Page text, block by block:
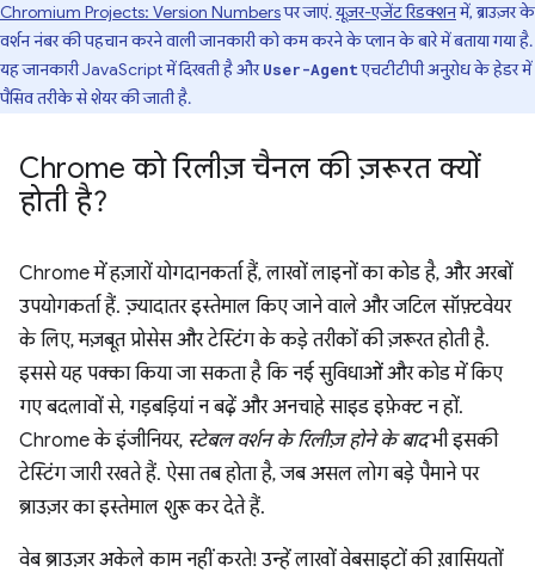
Chromium Projects: Version Numbersपर जाएं.यूज़र-एजेंट रिडक्शनमें, ब्राउज़र के
वर्शन नंबर की पहचान करने वाली जानकारी को कम करने के प्लान के बारे में बताया गया है.
यह जानकारी JavaScript में दिखती है औरUser-Agentएचटीटीपी अनुरोध के हेडर में
पैसिव तरीके से शेयर की जाती है.
Chrome को रिलीज़ चैनल की ज़रूरत क्यों
होती है?
Chrome में हज़ारों योगदानकर्ता हैं, लाखों लाइनों का कोड है, और अरबों
उपयोगकर्ता हैं. ज़्यादातर इस्तेमाल किए जाने वाले और जटिल सॉफ़्टवेयर
के लिए, मज़बूत प्रोसेस और टेस्टिंग के कड़े तरीकों की ज़रूरत होती है.
इससे यह पक्का किया जा सकता है कि नई सुविधाओं और कोड में किए
गए बदलावों से, गड़बड़ियां न बढ़ें और अनचाहे साइड इफ़ेक्ट न हों.
Chrome के इंजीनियर, स्टेबल वर्शन के रिलीज़ होने के बादभी इसकी
टेस्टिंग जारी रखते हैं. ऐसा तब होता है, जब असल लोग बड़े पैमाने पर
ब्राउज़र का इस्तेमाल शुरू कर देते हैं.
वेब ब्राउज़र अकेले काम नहीं करते! उन्हें लाखों वेबसाइटों की ख़ासियतों